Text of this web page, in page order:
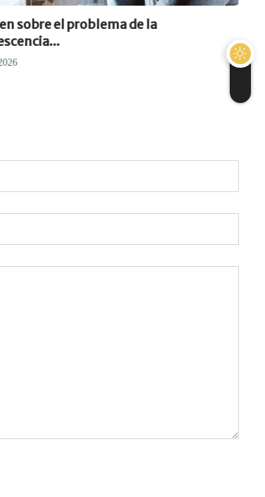
sobre el problema de la